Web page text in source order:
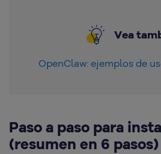
Vea
OpenClaw: ejemplos de
Paso a paso para
(resumen en 6 pasos)